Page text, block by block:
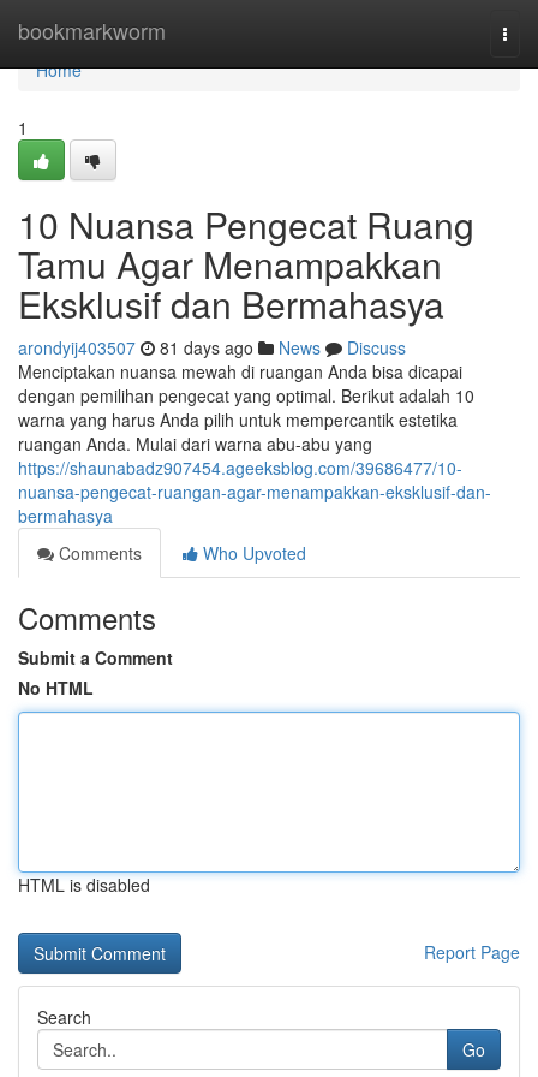
bookmarkworm
Home
Home
1
10 Nuansa Pengecat Ruang
Tamu Agar Menampakkan
Eksklusif dan Bermahasya
arondyij403507 81 days ago News
Discuss
Menciptakan nuansa mewah di ruangan Anda bisa dicapai
dengan pemilihan pengecat yang optimal. Berikut adalah 10
warna yang harus Anda pilih untuk mempercantik estetika
ruangan Anda. Mulai dari warna abu-abu yang
https://shaunabadz907454.ageeksblog.com/39686477/10-
nuansa-pengecat-ruangan-agar-menampakkan-eksklusif-dan-
bermahasya
Comments
Who Upvoted
Comments
Submit a Comment
No HTML
HTML is disabled
Report Page
Search
Go